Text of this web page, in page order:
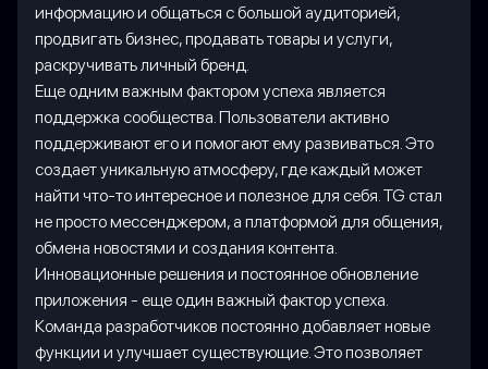
информацию и общаться с большой аудиторией,
продвигать бизнес, продавать товары и услуги,
раскручивать личный бренд.
Еще одним важным фактором успеха является
поддержка сообщества. Пользователи активно
поддерживают его и помогают ему развиваться. Это
создает уникальную атмосферу, где каждый может
найти что-то интересное и полезное для себя. TG стал
не просто мессенджером, а платформой для общения,
обмена новостями и создания контента.
Инновационные решения и постоянное обновление
приложения - еще один важный фактор успеха.
Команда разработчиков постоянно добавляет новые
функции и улучшает существующие. Это позволяет